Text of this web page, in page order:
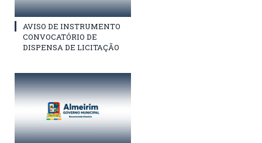
AVISO DE INSTRUMENTO
CONVOCATÓRIO DE
DISPENSA DE LICITAÇÃO